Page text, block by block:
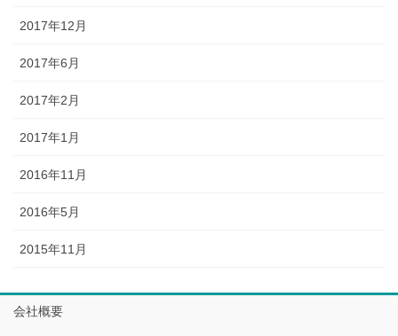
2017年12月
2017年6月
2017年2月
2017年1月
2016年11月
2016年5月
2015年11月
会社概要